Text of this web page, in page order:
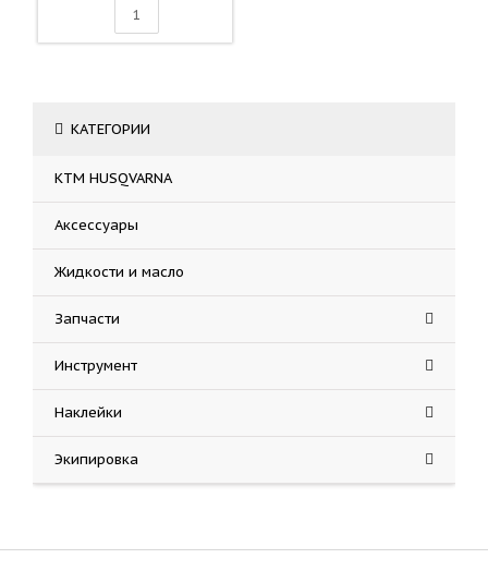
КАТЕГОРИИ
KTM HUSQVARNA
Аксессуары
Жидкости и масло
Запчасти
Инструмент
Наклейки
Экипировка